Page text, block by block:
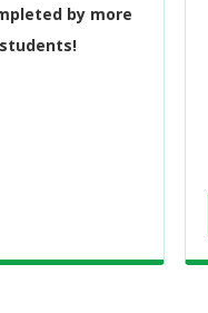
by more